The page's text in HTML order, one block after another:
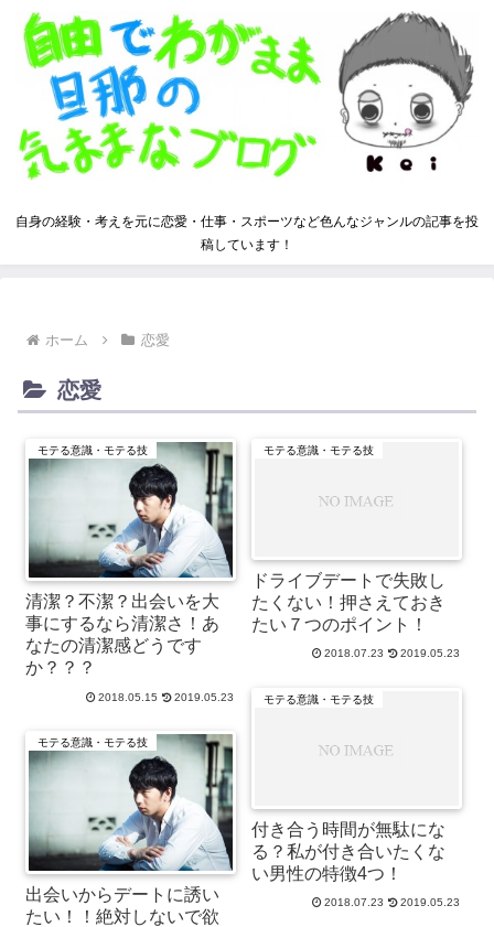
自身の経験・考えを元に恋愛・仕事・スポーツなど色んなジャンルの記事を投
稿しています！
ホーム 恋愛
恋愛
モテる意識・モテる技
清潔？不潔？出会いを大
事にするなら清潔さ！あ
なたの清潔感どうです
か？？？
2018.05.15 2019.05.23
モテる意識・モテる技
ドライブデートで失敗し
たくない！押さえておき
たい７つのポイント！
2018.07.23 2019.05.23
モテる意識・モテる技
付き合う時間が無駄にな
る？私が付き合いたくな
い男性の特徴4つ！
2018.07.23 2019.05.23
モテる意識・モテる技
出会いからデートに誘い
たい！！絶対しないで欲